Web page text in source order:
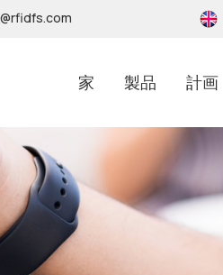
家 製品 計画